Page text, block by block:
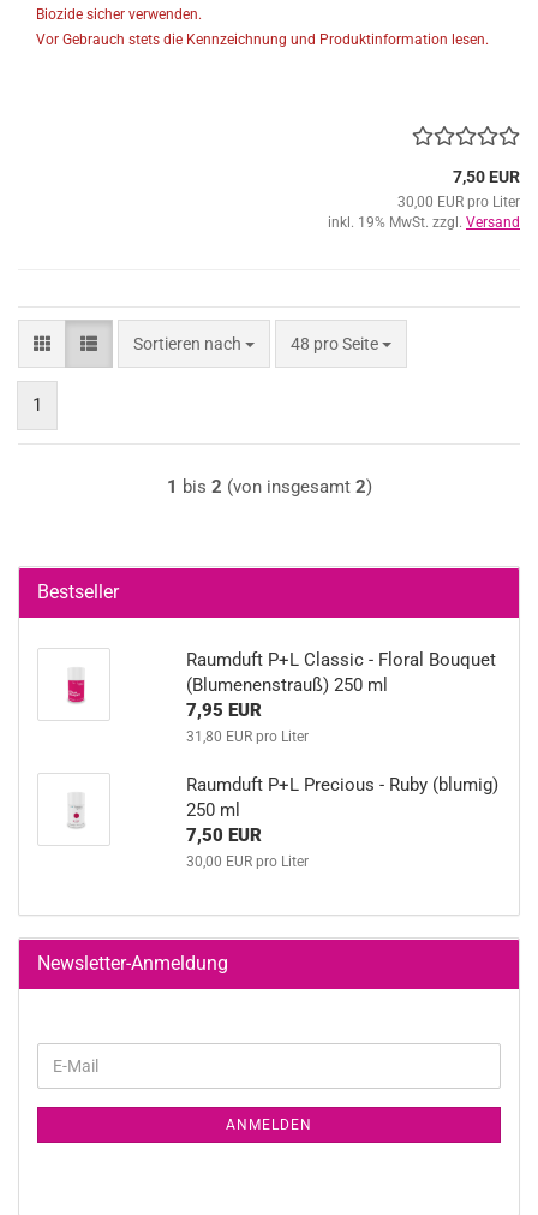
Biozide sicher verwenden.
Vor Gebrauch stets die Kennzeichnung und Produktinformation lesen.
7,50 EUR
30,00 EUR pro Liter
inkl. 19% MwSt. zzgl. Versand
Sortieren nach
Sortieren nach 48 pro Seite
pro Seite
1
1 bis 2 (von insgesamt 2)
Bestseller
Raumduft P+L Classic - Floral Bouquet
(Blumenenstrauß) 250 ml
7,95 EUR
31,80 EUR pro Liter
Raumduft P+L Precious - Ruby (blumig)
250 ml
7,50 EUR
30,00 EUR pro Liter
Newsletter-Anmeldung
WEITER
ZUR
NEWSLETTER-
E-
Mail
ANMELDEN